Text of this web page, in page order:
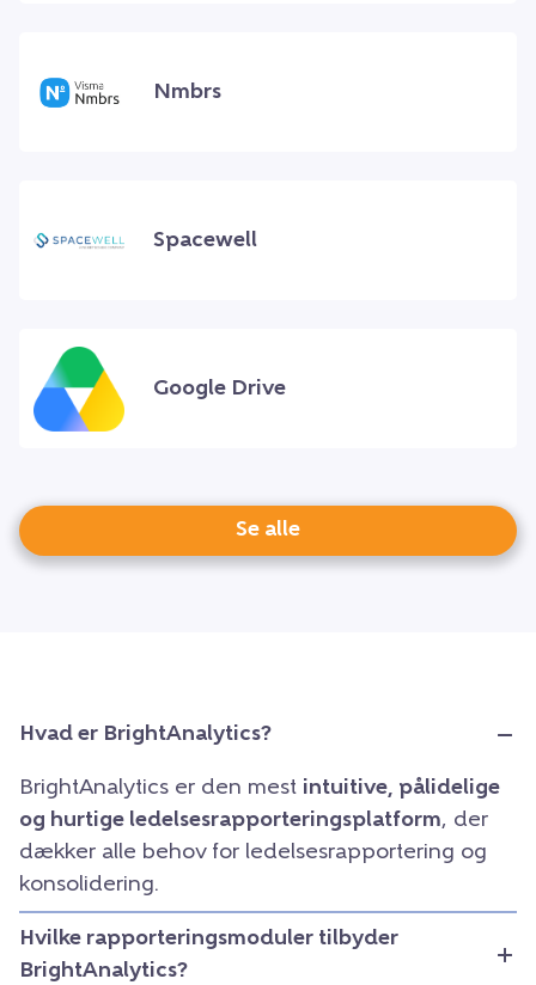
Nmbrs
Spacewell
Google Drive
Se alle
Hvad er BrightAnalytics?
BrightAnalytics er den mest intuitive, pålidelige
og hurtige ledelsesrapporteringsplatform, der
dækker alle behov for ledelsesrapportering og
konsolidering.
Hvilke rapporteringsmoduler tilbyder
BrightAnalytics?